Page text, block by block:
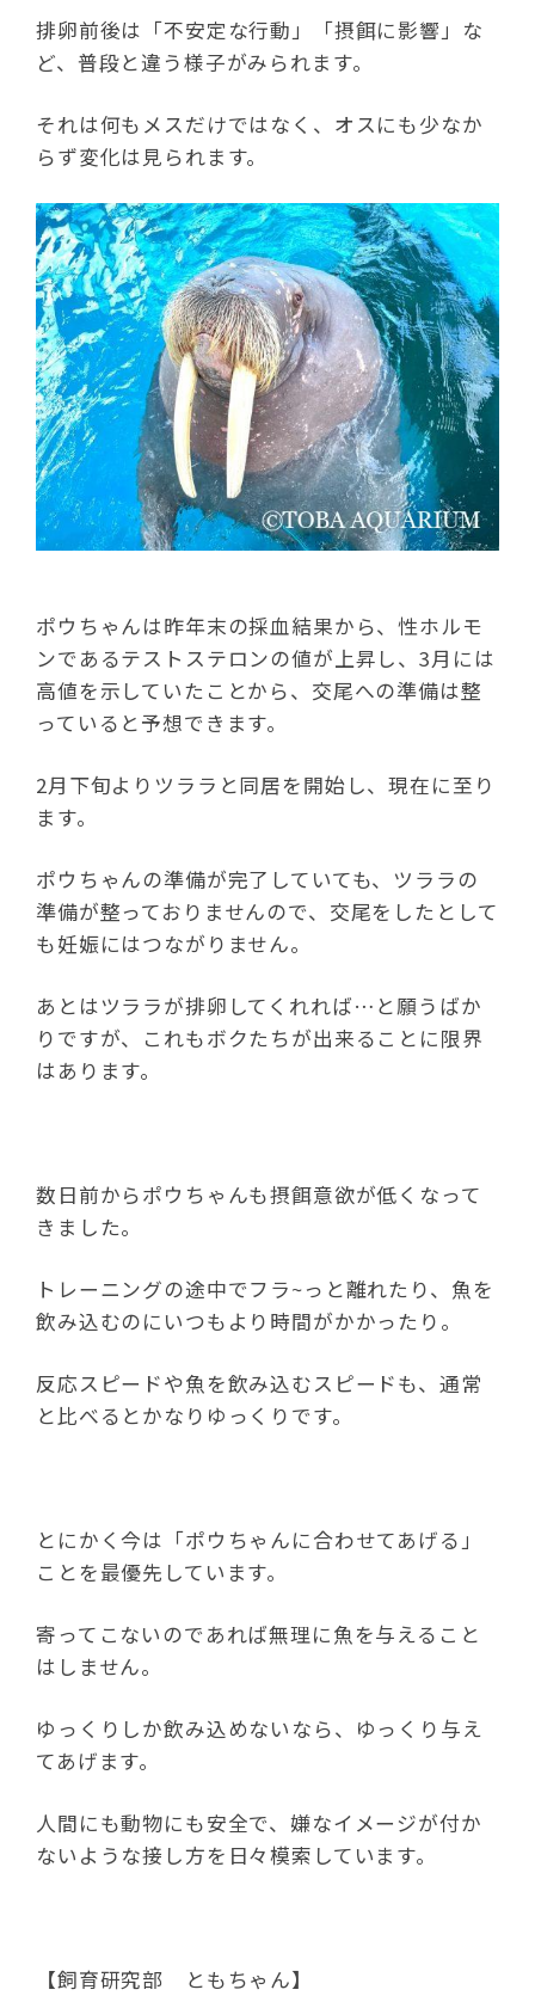
排卵前後は「不安定な行動」「摂餌に影響」な
ど、普段と違う様子がみられます。
それは何もメスだけではなく、オスにも少なか
らず変化は見られます。
ポウちゃんは昨年末の採血結果から、性ホルモ
ンであるテストステロンの値が上昇し、3月には
高値を示していたことから、交尾への準備は整
っていると予想できます。
2月下旬よりツララと同居を開始し、現在に至り
ます。
ポウちゃんの準備が完了していても、ツララの
準備が整っておりませんので、交尾をしたとして
も妊娠にはつながりません。
あとはツララが排卵してくれれば…と願うばか
りですが、これもボクたちが出来ることに限界
はあります。
数日前からポウちゃんも摂餌意欲が低くなって
きました。
トレーニングの途中でフラ~っと離れたり、魚を
飲み込むのにいつもより時間がかかったり。
反応スピードや魚を飲み込むスピードも、通常
と比べるとかなりゆっくりです。
とにかく今は「ポウちゃんに合わせてあげる」
ことを最優先しています。
寄ってこないのであれば無理に魚を与えること
はしません。
ゆっくりしか飲み込めないなら、ゆっくり与え
てあげます。
人間にも動物にも安全で、嫌なイメージが付か
ないような接し方を日々模索しています。
【飼育研究部 ともちゃん】